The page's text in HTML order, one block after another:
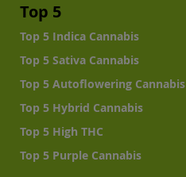
Top 5
Top 5 Indica Cannabis
Top 5 Sativa Cannabis
Top 5 Autoflowering Cannabis
Top 5 Hybrid Cannabis
Top 5 High THC
Top 5 Purple Cannabis